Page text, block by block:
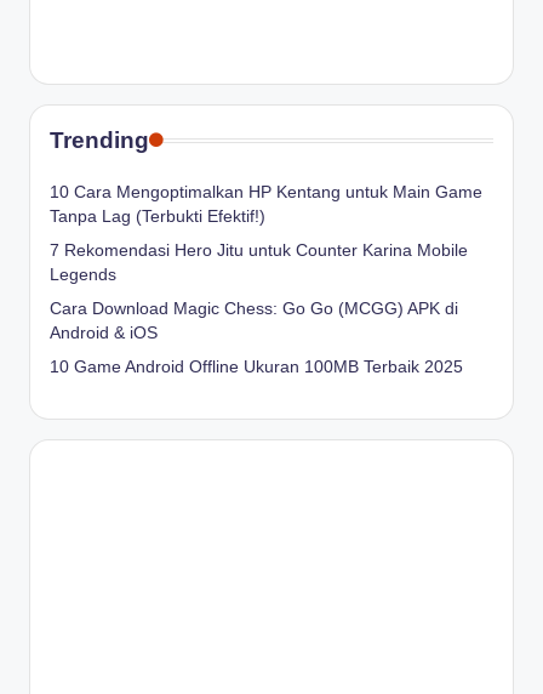
Trending
10 Cara Mengoptimalkan HP Kentang untuk Main Game
Tanpa Lag (Terbukti Efektif!)
7 Rekomendasi Hero Jitu untuk Counter Karina Mobile
Legends
Cara Download Magic Chess: Go Go (MCGG) APK di
Android & iOS
10 Game Android Offline Ukuran 100MB Terbaik 2025